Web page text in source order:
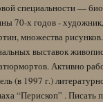
специальности —
70-х годов -
множества
выставок
Активно
(в 1997 г.)
“Перископ” . Писать